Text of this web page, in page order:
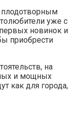
плодотворным
уже с
новинок и
приобрести
на
и мощных
как для города,